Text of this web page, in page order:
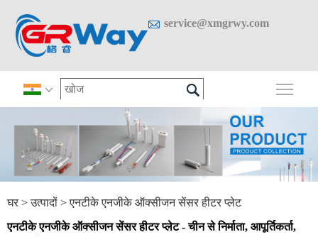
 service@xmgrwy.com
  मुख्य
घर > उत्पादों > एनटीके एनजीके ऑक्सीजन सेंसर हीटर प्लेट
एनटीके एनजीके ऑक्सीजन सेंसर हीटर प्लेट - चीन से निर्माता, आपूर्तिकर्ता,